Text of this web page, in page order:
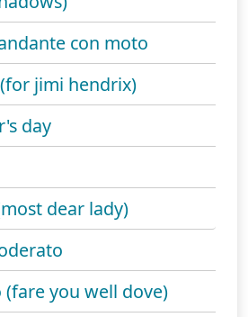
con moto
jimi hendrix)
day
dear lady)
(fare you well dove)